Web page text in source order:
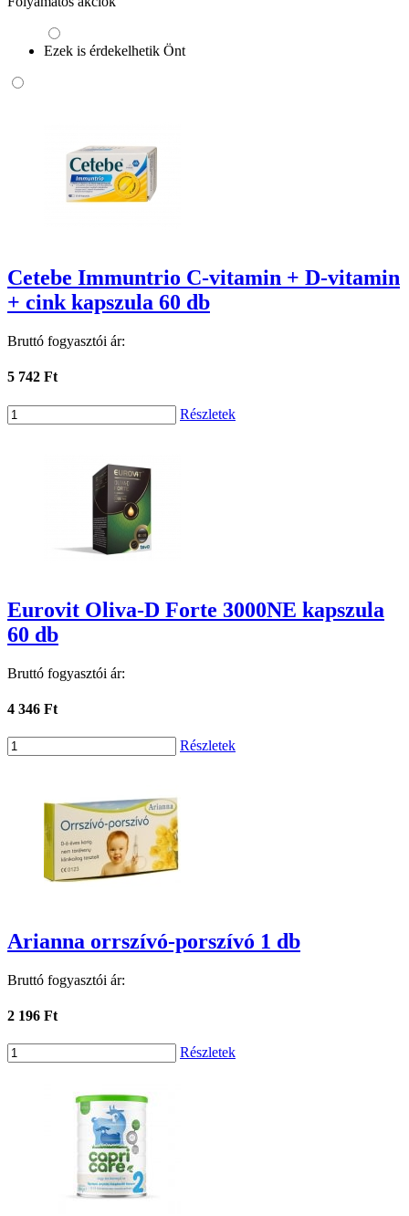
Ezek is érdekelhetik Önt
Cetebe Immuntrio C-vitamin + D-vitamin
+ cink kapszula 60 db
Bruttó fogyasztói ár:
5 742 Ft
Részletek
Eurovit Oliva-D Forte 3000NE kapszula
60 db
Bruttó fogyasztói ár:
4 346 Ft
Részletek
Arianna orrszívó-porszívó 1 db
Bruttó fogyasztói ár:
2 196 Ft
Részletek